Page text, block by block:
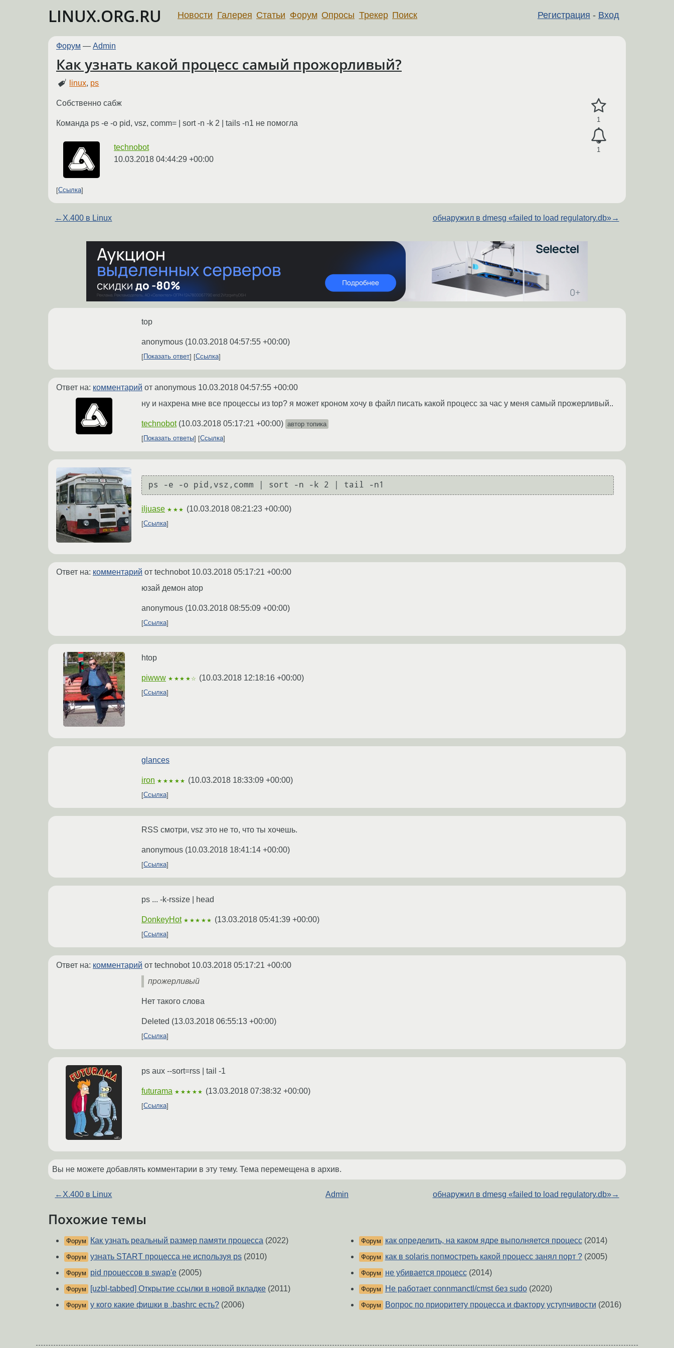
LINUX.ORG.RU Регистрация - Вход
Новости Галерея Статьи Форум Опросы Трекер Поиск
Форум — Admin
Как узнать какой процесс самый прожорливый?
linux, ps
1
1
Собственно сабж
Команда ps -e -o pid, vsz, comm= | sort -n -k 2 | tails -n1 не помогла
technobot
10.03.2018 04:44:29 +00:00
Ссылка
← X.400 в Linux обнаружил в dmesg «failed to load regulatory.db»→
top
anonymous (10.03.2018 04:57:55 +00:00)
Показать ответ Ссылка
Ответ на: комментарий от anonymous 10.03.2018 04:57:55 +00:00
ну и нахрена мне все процессы из top? я может кроном хочу в файл писать какой процесс за час у меня самый прожерливый..
technobot (10.03.2018 05:17:21 +00:00) автор топика
Показать ответы
Ссылка
iljuase ★★★ (10.03.2018 08:21:23 +00:00)
Ссылка
Ответ на: комментарий от technobot 10.03.2018 05:17:21 +00:00
юзай демон atop
anonymous (10.03.2018 08:55:09 +00:00)
Ссылка
htop
piwww ★★★★☆ (10.03.2018 12:18:16 +00:00)
Ссылка
glances
iron ★★★★★ (10.03.2018 18:33:09 +00:00)
Ссылка
RSS смотри, vsz это не то, что ты хочешь.
anonymous (10.03.2018 18:41:14 +00:00)
Ссылка
ps ... -k-rssize | head
DonkeyHot ★★★★★ (13.03.2018 05:41:39 +00:00)
Ссылка
Ответ на: комментарий от technobot 10.03.2018 05:17:21 +00:00
прожерливый
Нет такого слова
Deleted (13.03.2018 06:55:13 +00:00)
Ссылка
ps aux --sort=rss | tail -1
futurama ★★★★★ (13.03.2018 07:38:32 +00:00)
Ссылка
Вы не можете добавлять комментарии в эту тему. Тема перемещена в архив.
← X.400 в Linux Admin обнаружил в dmesg «failed to load regulatory.db»→
Похожие темы
Форум Как узнать реальный размер памяти процесса (2022)
Форум узнать START процесса не используя ps (2010)
Форум pid процессов в swap'е (2005)
Форум [uzbl-tabbed] Открытие ссылки в новой вкладке (2011)
Форум у кого какие фишки в .bashrc есть? (2006)
Форум как определить, на каком ядре выполняется процесс(2014)
Форум как в solaris попмостреть какой процесс занял порт ?(2005)
Форум не убивается процесс(2014)
Форум Не работает connmanctl/cmst без sudo(2020)
Форум Вопрос по приоритету процесса и фактору уступчивости (2016)